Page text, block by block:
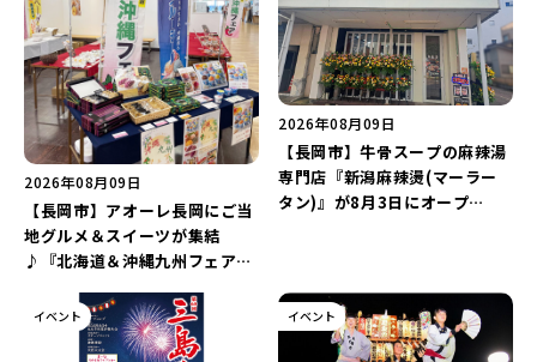
2026年08月09日
【長岡市】アオーレ長岡にご当
地グルメ＆スイーツが集結
♪『北海道＆沖縄九州フェア
より開催！北海道限定「生食感
チェルシー」をゲットしよう♪
2026年08月09日
【長岡市】牛骨スープの麻辣湯
専門店『新潟麻辣燙(マーラー
タン)』が8月3日にオープ
イベント イベント